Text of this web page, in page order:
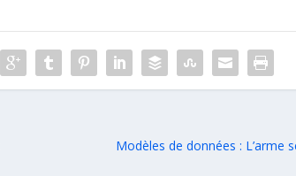
Modèles de données : L’arme